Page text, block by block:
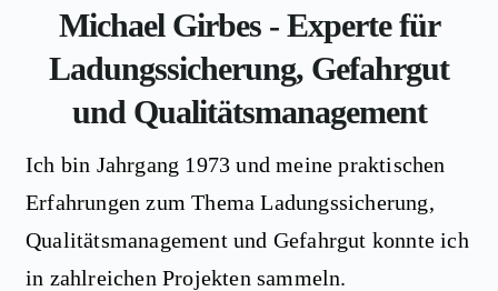
Michael Girbes - Experte für
Ladungssicherung, Gefahrgut
und Qualitätsmanagement
Ich bin Jahrgang 1973 und meine praktischen
Erfahrungen zum Thema Ladungssicherung,
Qualitätsmanagement und Gefahrgut konnte ich
in zahlreichen Projekten sammeln.